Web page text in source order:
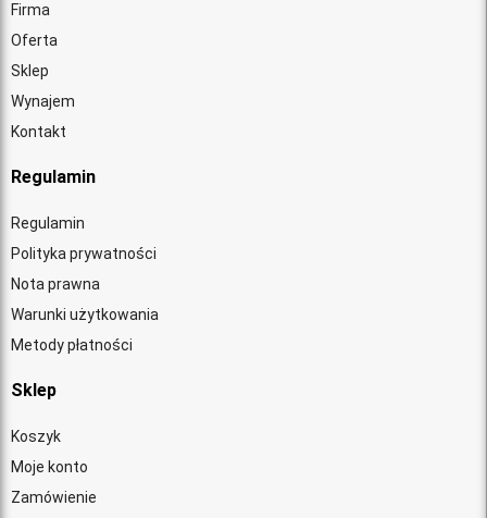
Firma
Oferta
Sklep
Wynajem
Kontakt
Regulamin
Regulamin
Polityka prywatności
Nota prawna
Warunki użytkowania
Metody płatności
Sklep
Koszyk
Moje konto
Zamówienie